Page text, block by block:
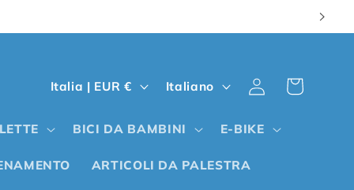
BICI DA BAMBINI E-BIKE
ARTICOLI DA PALESTRA
P
e
Italia | EUR €
n
Italiano Accedi Carrello